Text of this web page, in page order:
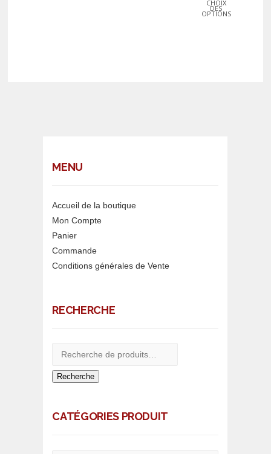
CHOIX
DES
OPTIONS
MENU
Accueil de la boutique
Mon Compte
Panier
Commande
Conditions générales de Vente
RECHERCHE
Recherche
CATÉGORIES PRODUIT